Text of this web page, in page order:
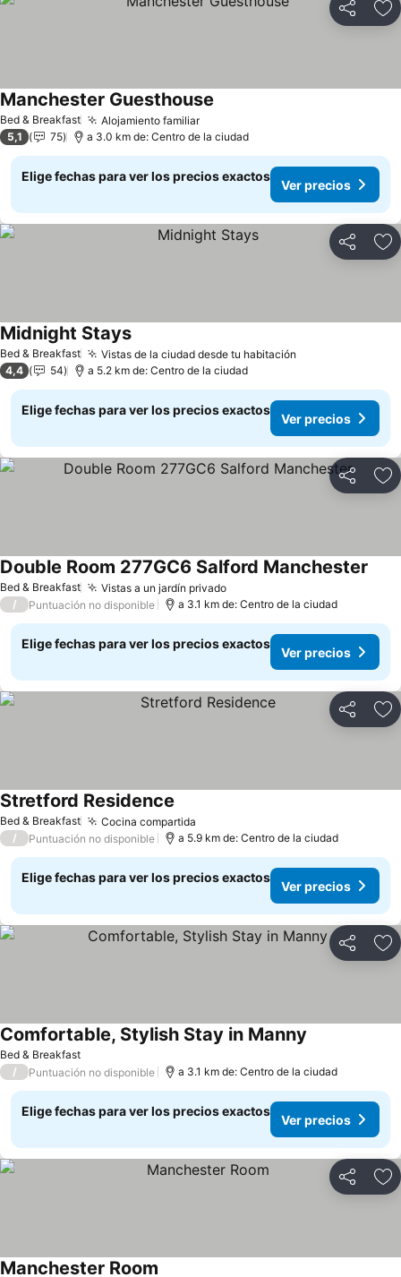
Compartir
Bed & Breakfast Alojamiento familiar
Manchester Guesthouse
5,1 75 a 3.0 km de: Centro de la ciudad
Elige fechas para ver los precios exactos
Ver precios
Compartir
Bed & Breakfast Vistas de la ciudad desde tu habitación
Midnight Stays
4,4 54 a 5.2 km de: Centro de la ciudad
Elige fechas para ver los precios exactos
Ver precios
Compartir
Bed & Breakfast Vistas a un jardín privado
Double Room 277GC6 Salford Manchester
/ Puntuación no disponible a 3.1 km de: Centro de la ciudad
Elige fechas para ver los precios exactos
Ver precios
Compartir
Bed & Breakfast Cocina compartida
Stretford Residence
/ Puntuación no disponible a 5.9 km de: Centro de la ciudad
Elige fechas para ver los precios exactos
Ver precios
Compartir
Bed & Breakfast
Comfortable, Stylish Stay in Manny
/ Puntuación no disponible a 3.1 km de: Centro de la ciudad
Elige fechas para ver los precios exactos
Ver precios
Compartir
Manchester Room